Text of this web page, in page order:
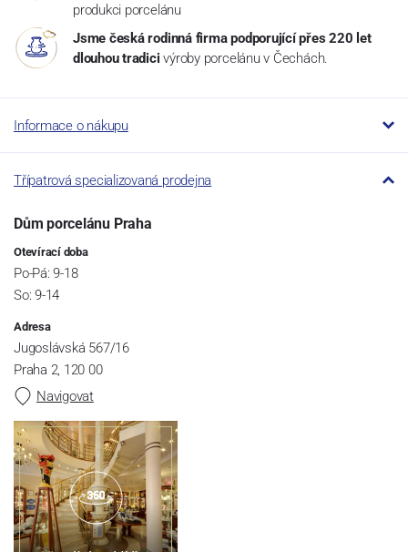
produkci porcelánu
Jsme česká rodinná firma podporující přes 220 let
dlouhou tradici výroby porcelánu v Čechách.
Informace o nákupu
Třípatrová specializovaná prodejna
Dům porcelánu Praha
Otevírací doba
Po-Pá: 9-18
So: 9-14
Adresa
Jugoslávská 567/16
Praha 2, 120 00
Navigovat